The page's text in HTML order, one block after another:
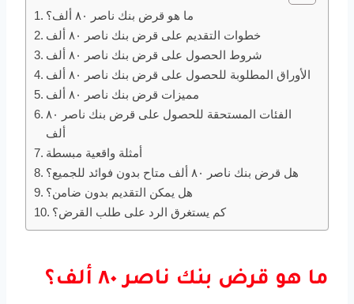
ما هو قرض بنك ناصر ٨٠ ألف؟
خطوات التقديم على قرض بنك ناصر ٨٠ ألف
شروط الحصول على قرض بنك ناصر ٨٠ ألف
الأوراق المطلوبة للحصول على قرض بنك ناصر ٨٠ ألف
مميزات قرض بنك ناصر ٨٠ ألف
الفئات المستحقة للحصول على قرض بنك ناصر ٨٠
ألف
أمثلة واقعية مبسطة
هل قرض بنك ناصر ٨٠ ألف متاح بدون فوائد للجميع؟
هل يمكن التقديم بدون ضامن؟
كم يستغرق الرد على طلب القرض؟
ما هو قرض بنك ناصر ٨٠ ألف؟